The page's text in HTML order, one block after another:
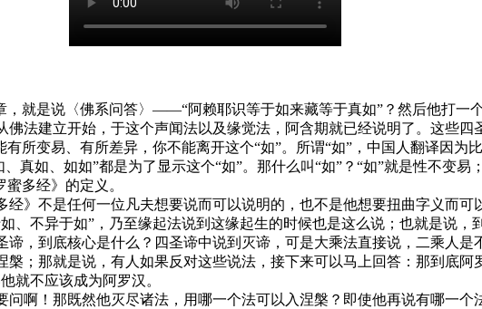
就是说〈佛系问答〉——“阿赖耶识等于如来藏等于真如”？然后他打一
法建立开始，于这个声闻法以及缘觉法，阿含期就已经说明了。这些
所变易、有所差异，你不能离开这个“如”。所谓“如”，中国人翻译因
真如、如如”都是为了显示这个“如”。那什么叫“如”？“如”就是性不变易
多经》的定义。
》不是任何一位凡夫想要说而可以说明的，也不是他想要扭曲字义而
、不异于如”，乃至缘起法说到这缘起生的时候也是这么说；也就是说
，到底核心是什么？四圣谛中说到灭谛，可是大乘法直接说，二乘人
；那就是说，有人如果反对这些说法，接下来可以马上回答：那到底阿
就不应该成为阿罗汉。
啊！那既然他灭尽诸法，用哪一个法可以入涅槃？即使他再说有哪一个